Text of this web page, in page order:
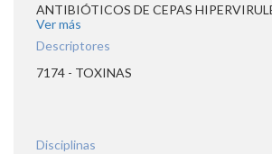
ANTIBIÓTICOS DE CEPAS
CEPAS AUTÓCTONAS CRP1 AISLADAS
COSTARRICENSES DURANTE BROTES
Ver más
Descriptores
7174 - TOXINAS
Disciplinas